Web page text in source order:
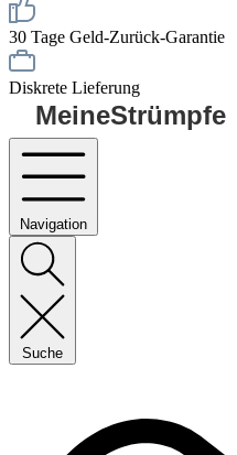
30 Tage Geld-Zurück-Garantie
Diskrete Lieferung
MeineStrümpfe
Navigation
Suche